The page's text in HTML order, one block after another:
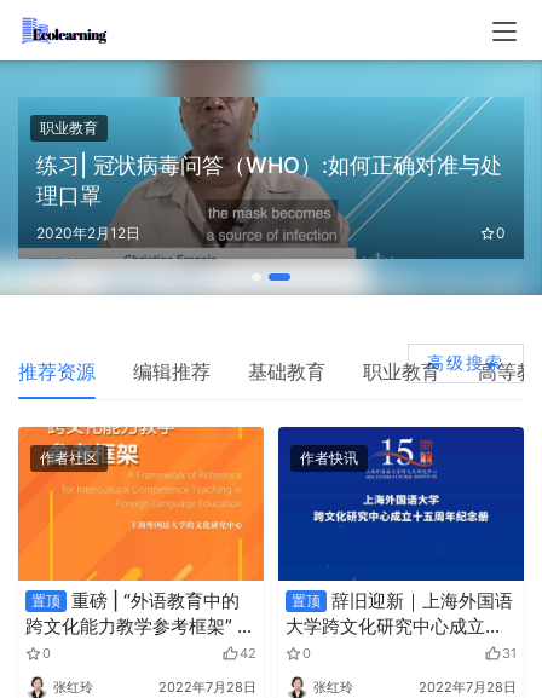
练习| 冠状病毒问答（WHO）:如何正确对准与处
理口罩
2020年2月12日 0
职业教育
高级搜索
推荐资源 编辑推荐 基础教育 职业教育 高等教
作者社区
置顶 重磅 | “外语教育中的
跨文化能力教学参考框架” 正
式发布
0 42
张红玲 2022年7月28日
作者快讯
置顶 辞旧迎新｜上海外国语
大学跨文化研究中心成立十
五周年纪念册和纪念视频发
布
0 31
张红玲 2022年7月28日